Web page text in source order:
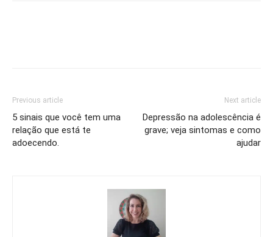
Previous article
5 sinais que você tem uma
relação que está te
adoecendo.
Next article
Depressão na adolescência é
grave; veja sintomas e como
ajudar